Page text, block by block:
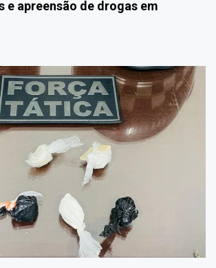
e apreensão de drogas em